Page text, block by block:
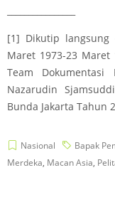
[1] Dikutip langsung
Maret 1973-23
Team
Nazarudin
Bunda Jakarta Tahun
Nasional Bapak
Merdeka, Macan Asia,